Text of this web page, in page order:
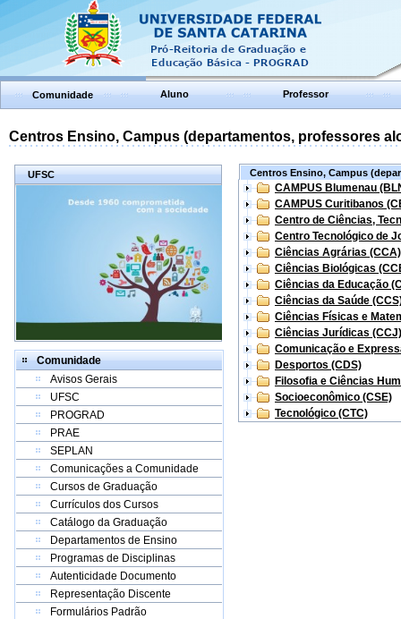
Comunidade Aluno Professor
Centros Ensino, Campus (departamentos, professores
UFSC
Comunidade
Avisos Gerais
UFSC
PROGRAD
PRAE
SEPLAN
Comunicações a Comunidade
Cursos de Graduação
Currículos dos Cursos
Catálogo da Graduação
Departamentos de Ensino
Programas de Disciplinas
Autenticidade Documento
Representação Discente
Formulários Padrão
Centros Ensino, Campus
CAMPUS Blumenau
CAMPUS Curitibanos
Centro de Ciências,
Centro Tecnológico de
Ciências Agrárias (CCA)
Ciências Biológicas
Ciências da Educação
Ciências da Saúde
Ciências Físicas e
Ciências Jurídicas (CCJ)
Comunicação e
Desportos (CDS)
Filosofia e Ciências
Socioeconômico (CSE)
Tecnológico (CTC)